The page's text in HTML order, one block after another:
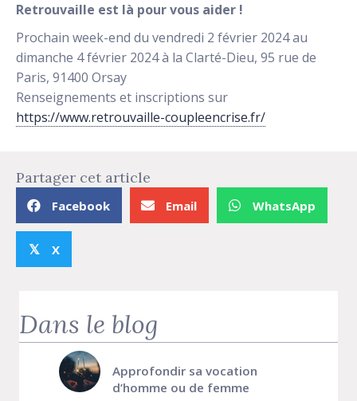
Retrouvaille est là pour vous aider !
Prochain week-end du vendredi 2 février 2024 au
dimanche 4 février 2024 à la Clarté-Dieu, 95 rue de
Paris, 91400 Orsay
Renseignements et inscriptions sur
https://www.retrouvaille-coupleencrise.fr/
Partager cet article
Facebook Email WhatsApp
𝕏 X
Dans le blog
Approfondir sa vocation
d’homme ou de femme